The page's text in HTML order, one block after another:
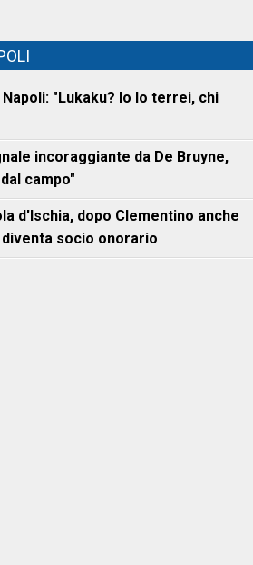
"Lukaku? Io lo terrei, chi
incoraggiante da De Bruyne,
campo"
d'Ischia, dopo Clementino anche
socio onorario